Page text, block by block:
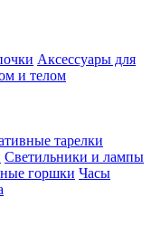
Аксессуары для
и телом
тарелки
Светильники и лампы
горшки Часы